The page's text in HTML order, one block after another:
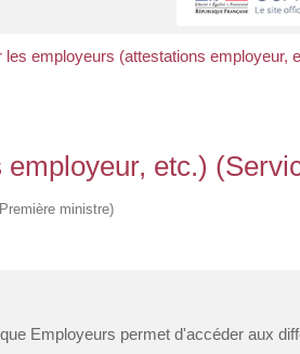
employeurs (attestations employeur,
etc.)
ministre)
Employeurs permet d'accéder aux